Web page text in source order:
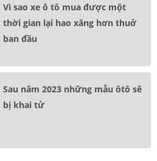
Vì sao xe ô tô mua được một
thời gian lại hao xăng hơn thuở
ban đầu
Sau năm 2023 những mẫu ôtô sẽ
bị khai tử